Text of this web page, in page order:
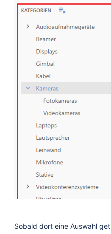
Sobald dort eine Auswahl